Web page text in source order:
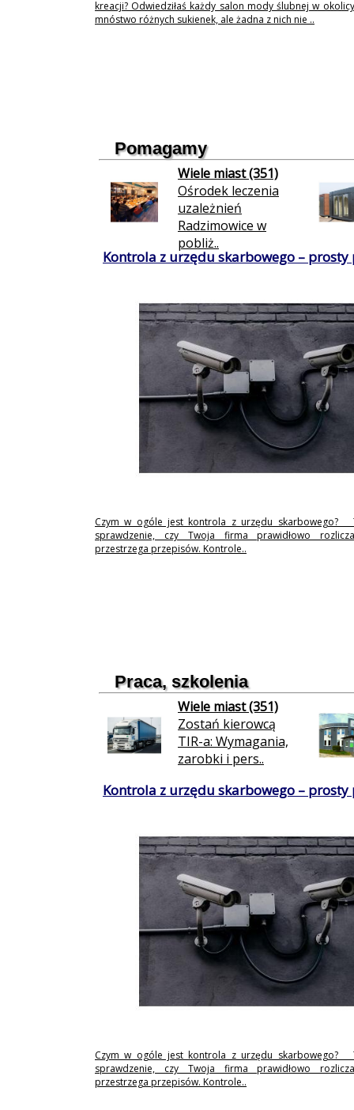
kreacji? Odwiedziłaś każdy salon mody ślubnej w
mnóstwo różnych sukienek, ale żadna z nich nie ..
Pomagamy
Wiele miast (351)
Ośrodek leczenia
uzależnień
Radzimowice w
pobliż..
Kontrola z urzędu skarbowego –
Czym w ogóle jest kontrola z urzędu skarbowego?
sprawdzenie, czy Twoja firma prawidłowo
przestrzega przepisów. Kontrole..
Praca, szkolenia
Wiele miast (351)
Zostań kierowcą
TIR-a: Wymagania,
zarobki i pers..
Kontrola z urzędu skarbowego –
Czym w ogóle jest kontrola z urzędu skarbowego?
sprawdzenie, czy Twoja firma prawidłowo
przestrzega przepisów. Kontrole..